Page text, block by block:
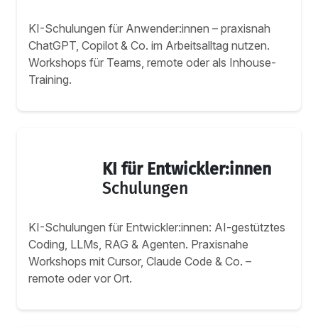
KI-Schulungen für Anwender:innen – praxisnah
ChatGPT, Copilot & Co. im Arbeitsalltag nutzen.
Workshops für Teams, remote oder als Inhouse-
Training.
KI für Entwickler:innen
Schulungen
KI-Schulungen für Entwickler:innen: AI-gestütztes
Coding, LLMs, RAG & Agenten. Praxisnahe
Workshops mit Cursor, Claude Code & Co. –
remote oder vor Ort.